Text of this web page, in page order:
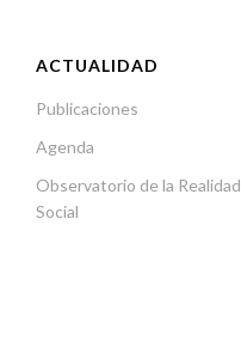
ACTUALIDAD
Publicaciones
Agenda
Observatorio de la Realidad
Social